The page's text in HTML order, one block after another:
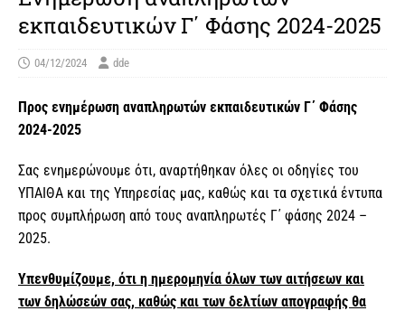
εκπαιδευτικών Γ΄ Φάσης 2024-2025
04/12/2024 dde
Προς ενημέρωση αναπληρωτών εκπαιδευτικών Γ΄ Φάσης
2024-2025
Σας ενημερώνουμε ότι, αναρτήθηκαν όλες οι οδηγίες του
ΥΠΑΙΘΑ και της Υπηρεσίας μας, καθώς και τα σχετικά έντυπα
προς συμπλήρωση από τους αναπληρωτές Γ΄ φάσης 2024 –
2025.
Υπενθυμίζουμε, ότι η ημερομηνία όλων των αιτήσεων και
των δηλώσεών σας, καθώς και των δελτίων απογραφής θα